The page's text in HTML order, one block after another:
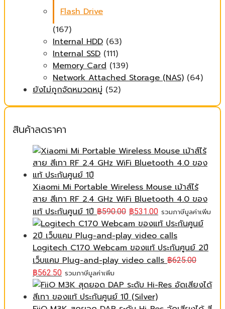
Flash Drive
(167)
Internal HDD (63)
Internal SSD (111)
Memory Card (139)
Network Attached Storage (NAS) (64)
ยังไม่ถูกจัดหมวดหมู่ (52)
สินค้าลดราคา
Xiaomi Mi Portable Wireless Mouse เม้าส์ไร้
สาย สีเทา RF 2.4 GHz WiFi Bluetooth 4.0 ของ
แท้ ประกันศูนย์ 1ปี ฿590.00 ฿531.00 รวมภาษีมูลค่าเพิ่ม
Logitech C170 Webcam ของแท้ ประกันศูนย์ 2ปี
เว็บแคม Plug-and-play video calls ฿625.00
฿562.50 รวมภาษีมูลค่าเพิ่ม